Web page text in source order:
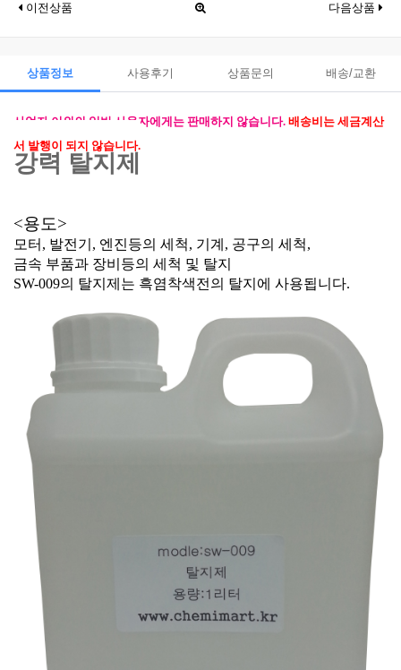
이전상품 다음상품
상품정보 사용후기 상품문의 배송/교환
사업자 이외의 일반 사용자에게는 판매하지 않습니다. 배송비는 세금계산
서 발행이 되지 않습니다.
강력 탈지제
<용도>
모터, 발전기, 엔진등의 세척, 기계, 공구의 세척,
금속 부품과 장비등의 세척 및 탈지
SW-009의 탈지제는 흑염착색전의 탈지에 사용됩니다.